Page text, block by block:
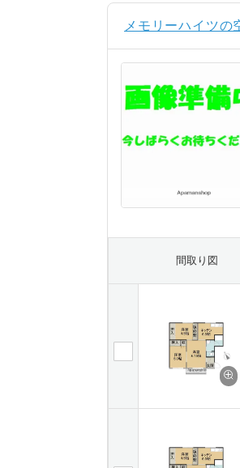
メモリーハイツの
間取り図